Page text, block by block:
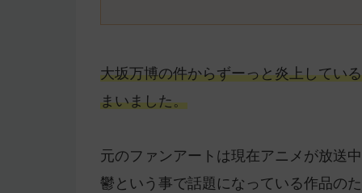
大坂万博の件からずーっと炎上してい
まいました。
元のファンアートは現在アニメが放送
鬱という事で話題になっている作品の